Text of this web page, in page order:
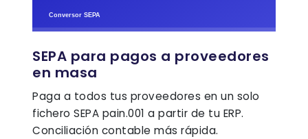
SEPA para pagos a proveedores
en masa
Paga a todos tus proveedores en un solo
fichero SEPA pain.001 a partir de tu ERP.
Conciliación contable más rápida.